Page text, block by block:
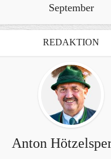
September
REDAKTION
Anton